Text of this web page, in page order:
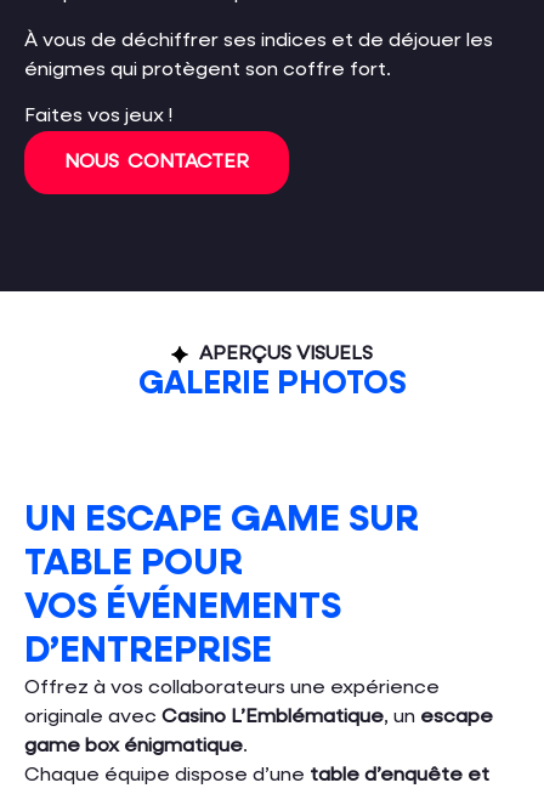
À vous de déchiffrer ses indices et de déjouer les
énigmes qui protègent son coffre fort.
Faites vos jeux !
NOUS CONTACTER
APERÇUS VISUELS
GALERIE PHOTOS
UN ESCAPE GAME SUR
TABLE POUR
VOS ÉVÉNEMENTS
D’ENTREPRISE
Offrez à vos collaborateurs une expérience
originale avec Casino L’Emblématique, un escape
game box énigmatique.
Chaque équipe dispose d’une table d’enquête et